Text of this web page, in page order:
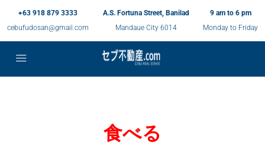
+63 918 879 3333
cebufudosan@gmail.com
A.S. Fortuna Street, Banilad
Mandaue City 6014
9 am to 6 pm
Monday to Friday
食べる